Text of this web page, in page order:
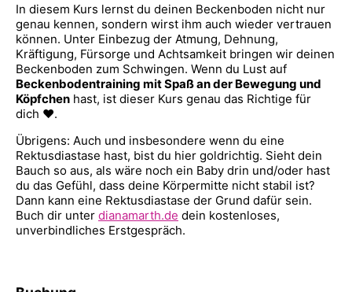
In diesem Kurs lernst du deinen Beckenboden nicht nur
genau kennen, sondern wirst ihm auch wieder vertrauen
können. Unter Einbezug der Atmung, Dehnung,
Kräftigung, Fürsorge und Achtsamkeit bringen wir deinen
Beckenboden zum Schwingen. Wenn du Lust auf
Beckenbodentraining mit Spaß an der Bewegung und
Köpfchen hast, ist dieser Kurs genau das Richtige für
dich ♥.
Übrigens: Auch und insbesondere wenn du eine
Rektusdiastase hast, bist du hier goldrichtig. Sieht dein
Bauch so aus, als wäre noch ein Baby drin und/oder hast
du das Gefühl, dass deine Körpermitte nicht stabil ist?
Dann kann eine Rektusdiastase der Grund dafür sein.
Buch dir unter dianamarth.de dein kostenloses,
unverbindliches Erstgespräch.